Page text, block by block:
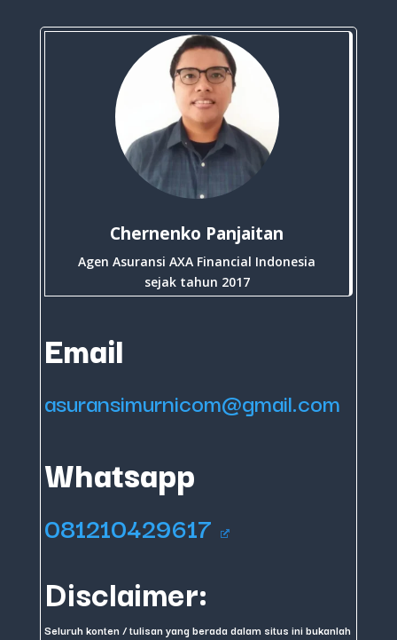
Chernenko Panjaitan
Agen Asuransi AXA Financial Indonesia
sejak tahun 2017
Email
asuransimurnicom@gmail.com
Whatsapp
081210429617
Disclaimer:
Seluruh konten / tulisan yang berada dalam situs ini bukanlah